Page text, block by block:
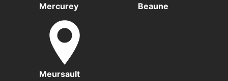
Mercurey Beaune
Meursault